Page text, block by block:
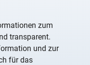
zum
transparent.
und zur
für das